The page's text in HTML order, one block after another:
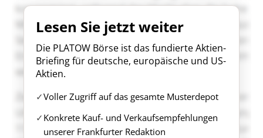
Lesen Sie jetzt weiter
Die PLATOW Börse ist das fundierte Aktien-
Briefing für deutsche, europäische und US-
Aktien.
Voller Zugriff auf das gesamte Musterdepot
Konkrete Kauf- und Verkaufsempfehlungen
unserer Frankfurter Redaktion